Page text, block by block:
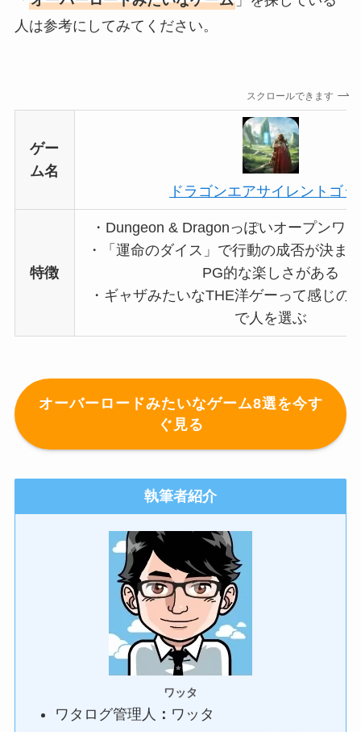
人は参考にしてみてください。
スクロールできます
ゲー
ム名
ドラゴンエアサイレントゴッ
特徴
・Dungeon & Dragonっぽいオープンワ
・「運命のダイス」で行動の成否が決ま
PG的な楽しさがある
・ギャザみたいなTHE洋ゲーって感じの
で人を選ぶ
オーバーロードみたいなゲーム8選を今す
ぐ見る
執筆者紹介
ワッタ
ワタログ管理人 ： ワッタ